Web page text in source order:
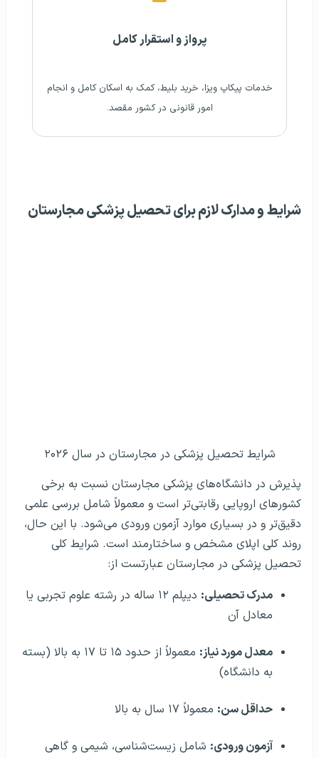
پرواز و استقرار کامل
خدمات پیکاپ ویزا، خرید بلیط، کمک به اسکان کامل و انجام
امور قانونی در کشور مقصد.
شرایط و مدارک لازم برای تحصیل پزشکی مجارستان
شرایط تحصیل پزشکی در مجارستان در سال ۲۰۲۶
پذیرش در دانشگاه‌های پزشکی مجارستان نسبت به برخی
کشورهای اروپایی رقابتی‌تر است و معمولاً شامل بررسی علمی
دقیق‌تر و در بسیاری موارد آزمون ورودی می‌شود. با این حال،
روند کلی اپلای مشخص و ساختارمند است. شرایط کلی
تحصیل پزشکی در مجارستان عبارتست از:
مدرک تحصیلی:
دیپلم ۱۲ ساله در رشته علوم تجربی یا
معادل آن
معدل مورد نیاز:
معمولاً از حدود ۱۵ تا ۱۷ به بالا (بسته
به دانشگاه)
حداقل سن: معمولاً ۱۷ سال به بالا
آزمون ورودی: شامل زیست‌شناسی، شیمی و گاهی